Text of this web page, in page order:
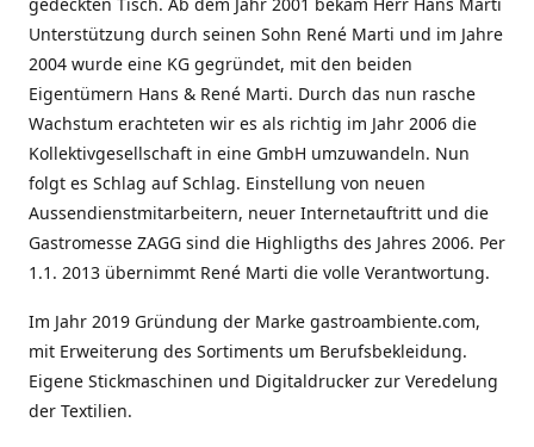
Unterstützung durch seinen Sohn René Marti und im Jahre
2004 wurde eine KG gegründet, mit den beiden
Eigentümern Hans & René Marti. Durch das nun rasche
Wachstum erachteten wir es als richtig im Jahr 2006 die
Kollektivgesellschaft in eine GmbH umzuwandeln. Nun
folgt es Schlag auf Schlag. Einstellung von neuen
Aussendienstmitarbeitern, neuer Internetauftritt und die
Gastromesse ZAGG sind die Highligths des Jahres 2006. Per
1.1. 2013 übernimmt René Marti die volle Verantwortung.
Im Jahr 2019 Gründung der Marke gastroambiente.com,
mit Erweiterung des Sortiments um Berufsbekleidung.
Eigene Stickmaschinen und Digitaldrucker zur Veredelung
der Textilien.